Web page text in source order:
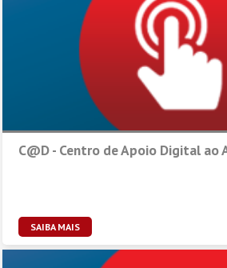
C@D - Centro de Apoio Digital ao
SAIBA MAIS